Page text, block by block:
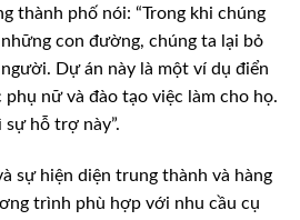
thành phố nói: “Trong khi chúng
con đường, chúng ta lại bỏ
Dự án này là một ví dụ điển
nữ và đào tạo việc làm cho họ.
hỗ trợ này”.
sự hiện diện trung thành và hàng
trình phù hợp với nhu cầu cụ